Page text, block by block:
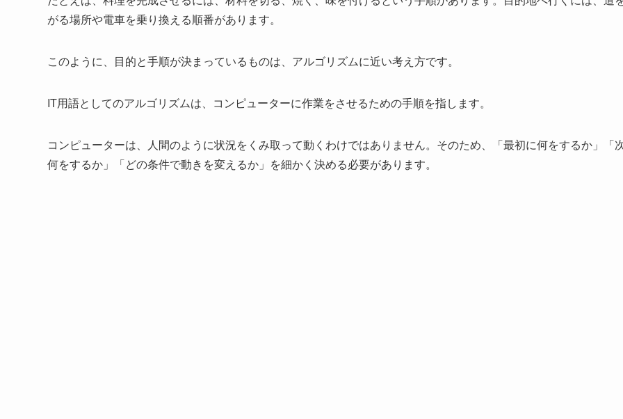
がる場所や電車を乗り換える順番があります。
このように、目的と手順が決まっているものは、アルゴリズムに近い考え方です。
IT用語としてのアルゴリズムは、コンピューターに作業をさせるための手順を指します。
コンピューターは、人間のように状況をくみ取って動くわけではありません。そのため、「最初に何をするか」「
何をするか」「どの条件で動きを変えるか」を細かく決める必要があります。